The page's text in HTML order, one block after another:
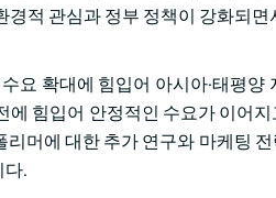
적 관심과 정부 정책이 강화되
요 확대에 힘입어 아시아·태평
힘입어 안정적인 수요가 이어
머에 대한 추가 연구와 마케팅
다.